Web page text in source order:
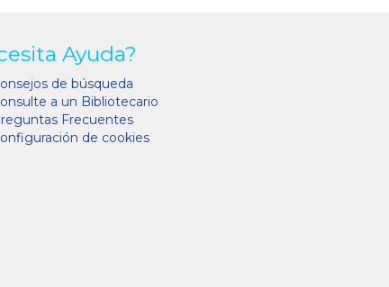
Ayuda?
de búsqueda
a un Bibliotecario
Frecuentes
de cookies